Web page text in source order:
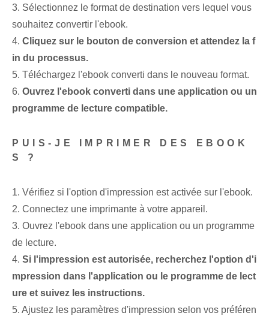
3. Sélectionnez le format de destination vers lequel vous
souhaitez convertir l'ebook.
4. Cliquez sur le bouton de conversion et attendez la f
in du processus.
5. Téléchargez l'ebook converti dans le nouveau format.
6. Ouvrez l'ebook converti dans une application ou un
programme de lecture compatible.
PUIS-JE IMPRIMER DES EBOOK
S ?
1. Vérifiez si l'option d'impression est activée sur l'ebook.
2. Connectez une imprimante à votre appareil.
3. Ouvrez l'ebook dans une application ou un programme
de lecture.
4. Si l'impression est autorisée, recherchez l'option d'i
mpression dans l'application ou le programme de lect
ure et suivez les instructions.
5. Ajustez les paramètres d'impression selon vos préféren